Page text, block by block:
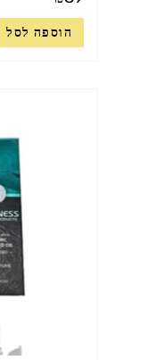
הוספה לסל